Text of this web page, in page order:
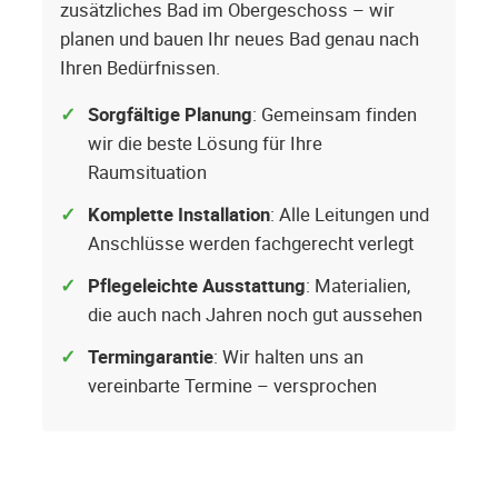
zusätzliches Bad im Obergeschoss – wir
planen und bauen Ihr neues Bad genau nach
Ihren Bedürfnissen.
Sorgfältige Planung: Gemeinsam finden
wir die beste Lösung für Ihre
Raumsituation
Komplette Installation: Alle Leitungen und
Anschlüsse werden fachgerecht verlegt
Pflegeleichte Ausstattung: Materialien,
die auch nach Jahren noch gut aussehen
Termingarantie: Wir halten uns an
vereinbarte Termine – versprochen